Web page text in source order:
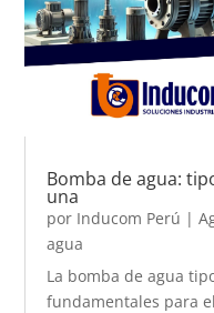
Bomba de agua:
una
por Inducom Perú |
agua
La bomba de agua
fundamentales para